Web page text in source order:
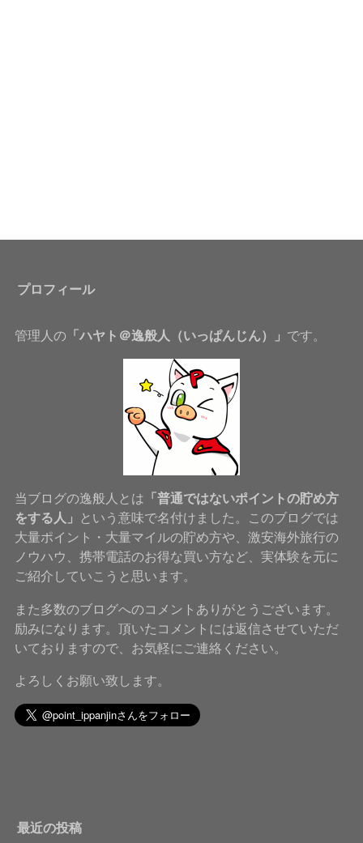
プロフィール
管理人の「ハヤト＠逸般人（いっぱんじん）」 です。
当ブログの逸般人とは 「普通ではないポイントの貯め方
をする人」
という意味で名付けました。このブログでは
大量ポイント・大量マイルの貯め方や、激安海外旅行の
ノウハウ、携帯電話のお得な買い方など、実体験を元に
ご紹介していこうと思います。
また多数のブログへのコメントありがとうございます。
励みになります。頂いたコメントには返信させていただ
いておりますので、お気軽にご連絡ください。
よろしくお願い致します。
最近の投稿